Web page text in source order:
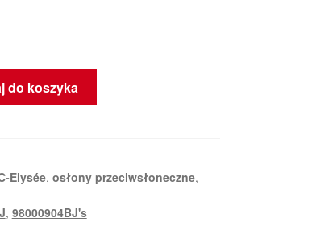
do koszyka
Elysée, osłony przeciwsłoneczne,
, 98000904BJ's